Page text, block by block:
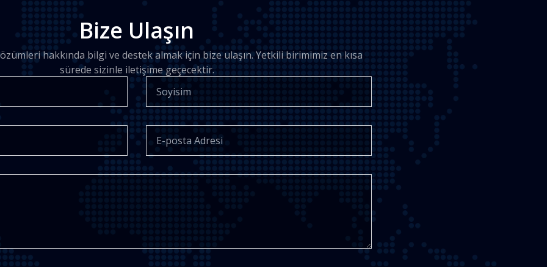
Bize Ulaşın
hakkında bilgi ve destek almak için bize ulaşın. Yetkili birimimiz en kısa
sürede sizinle iletişime geçecektir.